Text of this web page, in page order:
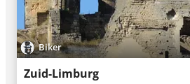
Biker
Zuid-Limburg